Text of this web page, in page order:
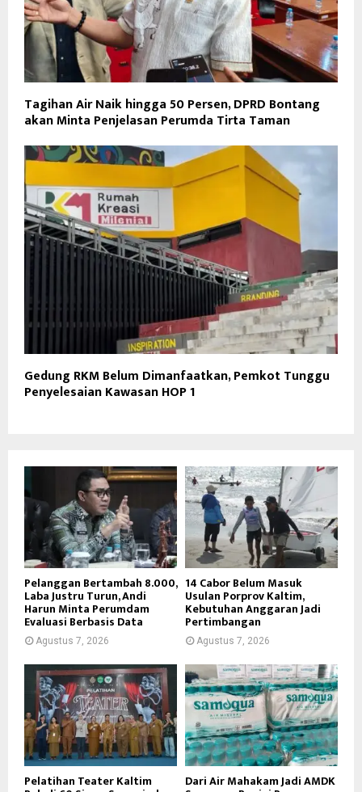
Tagihan Air Naik hingga 50 Persen, DPRD Bontang
akan Minta Penjelasan Perumda Tirta Taman
Gedung RKM Belum Dimanfaatkan, Pemkot Tunggu
Penyelesaian Kawasan HOP 1
Pelanggan Bertambah 8.000,
Laba Justru Turun, Andi
Harun Minta Perumdam
Evaluasi Berbasis Data
Agustus 7, 2026
14 Cabor Belum Masuk
Usulan Porprov Kaltim,
Kebutuhan Anggaran Jadi
Pertimbangan
Agustus 7, 2026
Pelatihan Teater Kaltim Dari Air Mahakam Jadi AMDK